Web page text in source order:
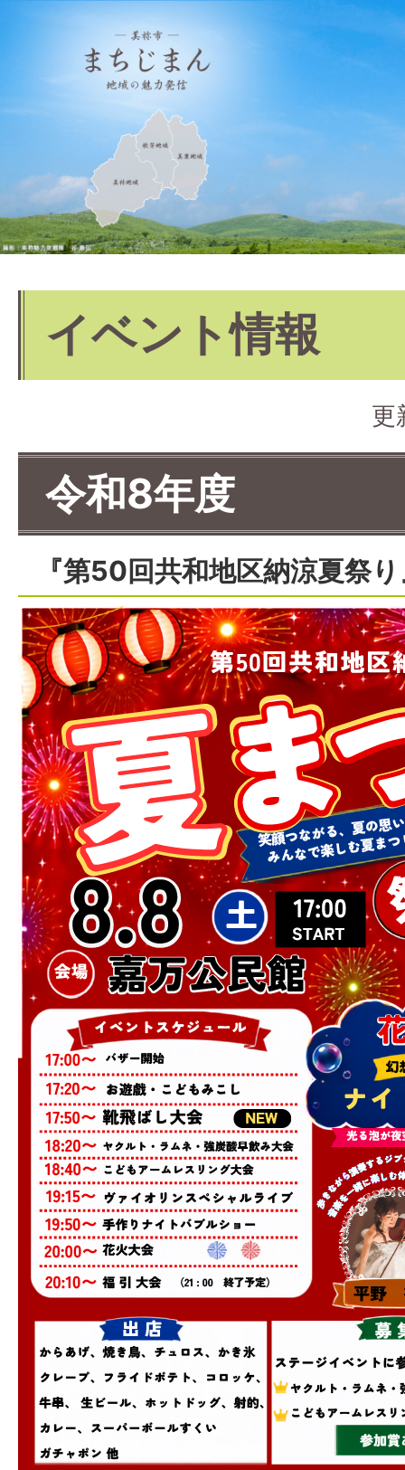
イベント情報
更
令和8年度
『第50回共和地区納涼夏祭